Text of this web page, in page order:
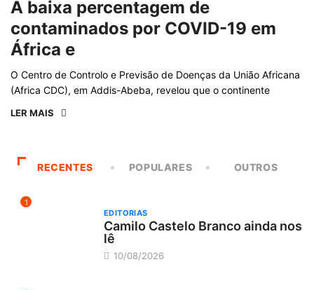
A baixa percentagem de
contaminados por COVID-19 em
África e
O Centro de Controlo e Previsão de Doenças da União Africana
(Africa CDC), em Addis-Abeba, revelou que o continente
LER MAIS
RECENTES POPULARES OUTROS
1
EDITORIAS
Camilo Castelo Branco ainda nos
lê
10/08/2026